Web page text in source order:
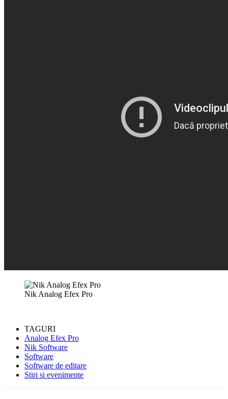
Nik Analog Efex Pro
TAGURI
Analog Efex Pro
Nik Software
Software
Software de editare
Stiri si evenimente